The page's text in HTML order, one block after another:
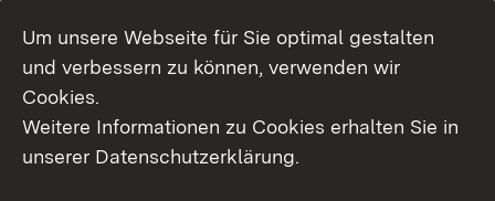
Um unsere Webseite für Sie optimal gestalten
und verbessern zu können, verwenden wir
Cookies.
Weitere Informationen zu Cookies erhalten Sie in
unserer Datenschutzerklärung.